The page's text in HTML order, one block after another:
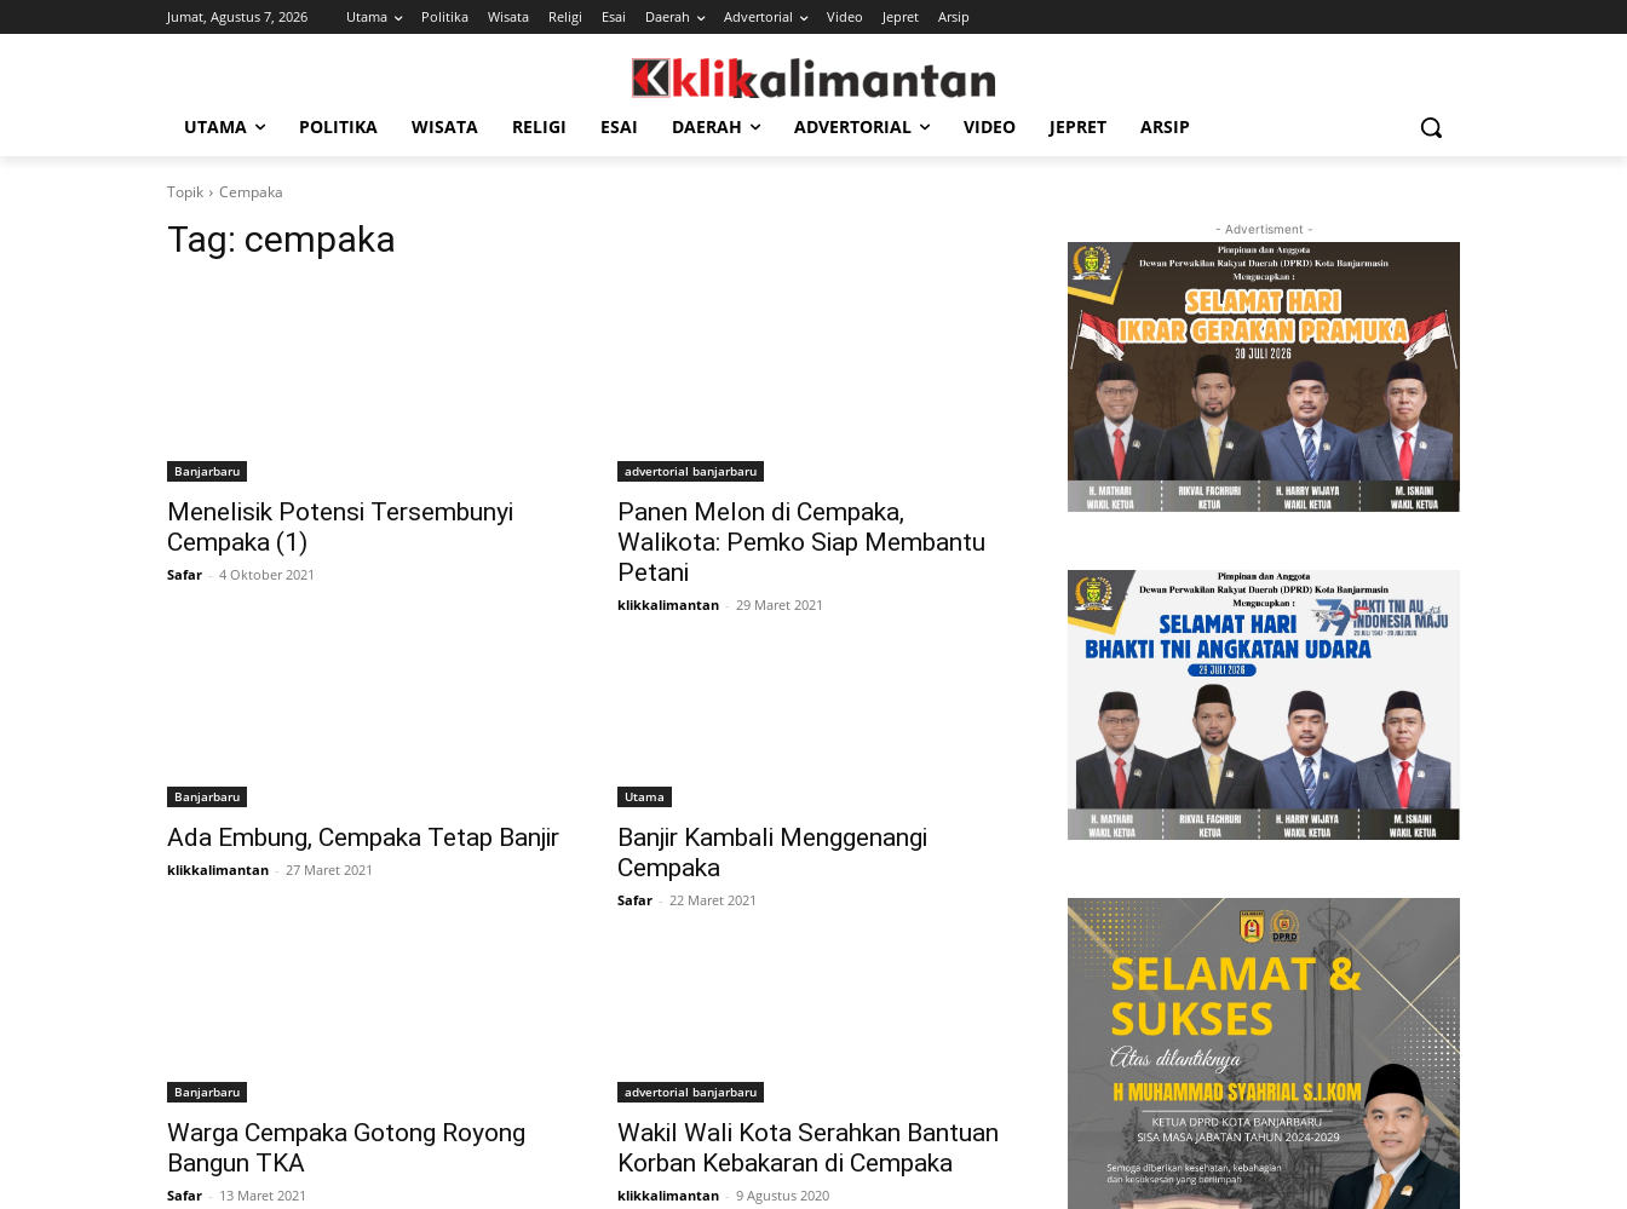
Jumat, Agustus 7, 2026 Utama Politika Wisata Religi Esai Daerah Advertorial Video Jepret Arsip
UTAMA POLITIKA WISATA RELIGI ESAI DAERAH ADVERTORIAL VIDEO JEPRET ARSIP
Topik Cempaka
Tag: cempaka
Banjarbaru
Menelisik Potensi Tersembunyi
Cempaka (1)
Safar - 4 Oktober 2021
advertorial banjarbaru
Panen Melon di Cempaka,
Walikota: Pemko Siap Membantu
Petani
klikkalimantan - 29 Maret 2021
Banjarbaru
Ada Embung, Cempaka Tetap Banjir
klikkalimantan - 27 Maret 2021
Utama
Banjir Kambali Menggenangi
Cempaka
Safar - 22 Maret 2021
Banjarbaru
Warga Cempaka Gotong Royong
Bangun TKA
Safar - 13 Maret 2021
advertorial banjarbaru
Wakil Wali Kota Serahkan Bantuan
Korban Kebakaran di Cempaka
klikkalimantan - 9 Agustus 2020
- Advertisment -